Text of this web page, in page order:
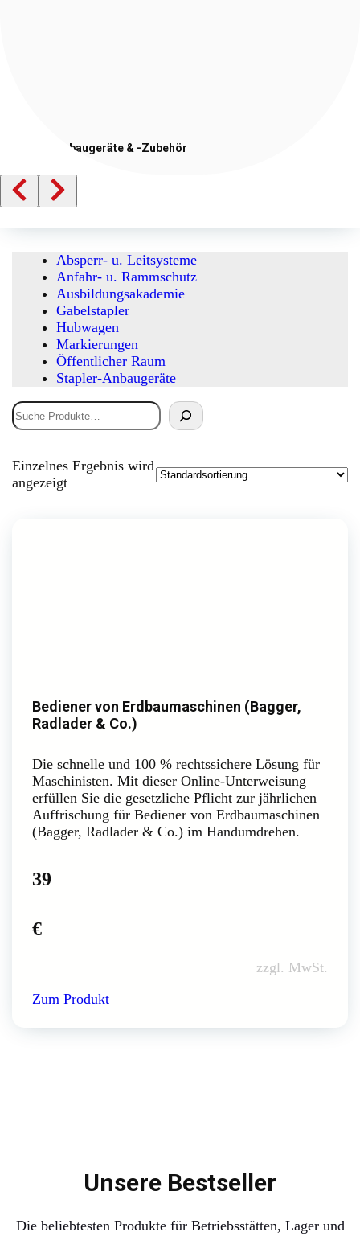
Stapler-Anbaugeräte & -Zubehör
Absperr- u. Leitsysteme
Anfahr- u. Rammschutz
Ausbildungsakademie
Gabelstapler
Hubwagen
Markierungen
Öffentlicher Raum
Stapler-Anbaugeräte
Suchen
Einzelnes Ergebnis wird
angezeigt
Bediener von Erdbaumaschinen (Bagger,
Radlader & Co.)
Die schnelle und 100 % rechtssichere Lösung für
Maschinisten. Mit dieser Online-Unterweisung
erfüllen Sie die gesetzliche Pflicht zur jährlichen
Auffrischung für Bediener von Erdbaumaschinen
(Bagger, Radlader & Co.) im Handumdrehen.
39
€
zzgl. MwSt.
Zum Produkt
Unsere Bestseller
Die beliebtesten Produkte für Betriebsstätten, Lager und